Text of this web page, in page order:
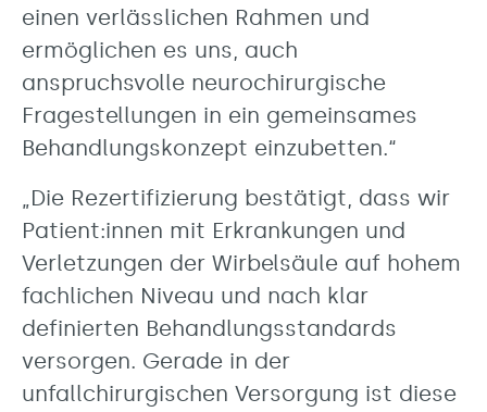
einen verlässlichen Rahmen und
ermöglichen es uns, auch
anspruchsvolle neurochirurgische
Fragestellungen in ein gemeinsames
Behandlungskonzept einzubetten.“
„Die Rezertifizierung bestätigt, dass wir
Patient:innen mit Erkrankungen und
Verletzungen der Wirbelsäule auf hohem
fachlichen Niveau und nach klar
definierten Behandlungsstandards
versorgen. Gerade in der
unfallchirurgischen Versorgung ist diese